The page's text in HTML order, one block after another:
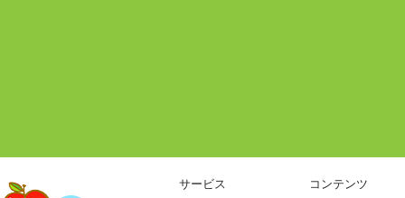
サービス コンテンツ